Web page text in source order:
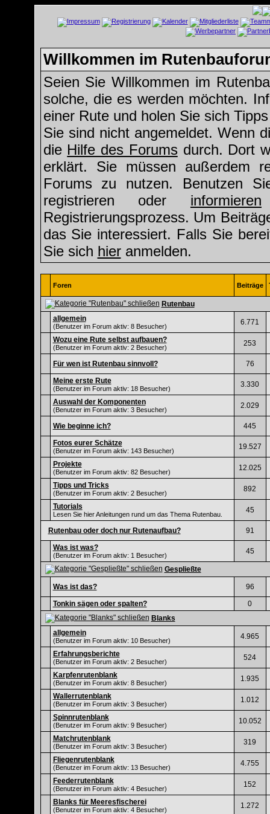
Willkommen im
Seien Sie Willkommen im
solche, die es werden möchten.
einer Rute und holen Sie sich
Sie sind nicht angemeldet. Wenn
die Hilfe des Forums durch. Dort
erklärt. Sie müssen außerdem
Forums zu nutzen. Benutzen
registrieren oder informieren
Registrierungsprozess. Um
das Sie interessiert. Falls Sie
Sie sich hieranmelden.
Foren Beiträge
Rutenbau
allgemein
(Benutzer im Forum aktiv: 8 Besucher) 6.771
Wozu eine Rute selbst aufbauen?
(Benutzer im Forum aktiv: 2 Besucher) 253
Für wen ist Rutenbau sinnvoll?
76
Meine erste Rute
(Benutzer im Forum aktiv: 18 Besucher) 3.330
Auswahl der Komponenten
(Benutzer im Forum aktiv: 3 Besucher) 2.029
Wie beginne ich?
445
Fotos eurer Schätze
(Benutzer im Forum aktiv: 143 Besucher) 19.527
Projekte
(Benutzer im Forum aktiv: 82 Besucher) 12.025
Tipps und Tricks
(Benutzer im Forum aktiv: 2 Besucher) 892
Tutorials
Lesen Sie hier Anleitungen rund um das Thema Rutenbau. 45
Rutenbau oder doch nur Rutenaufbau?
91
Was ist was?
(Benutzer im Forum aktiv: 1 Besucher) 45
Gespließte
Was ist das?
96
Tonkin sägen oder spalten?
0
Blanks
allgemein
(Benutzer im Forum aktiv: 10 Besucher) 4.965
Erfahrungsberichte
(Benutzer im Forum aktiv: 2 Besucher) 524
Karpfenrutenblank
(Benutzer im Forum aktiv: 8 Besucher) 1.935
Wallerrutenblank
(Benutzer im Forum aktiv: 3 Besucher) 1.012
Spinnrutenblank
(Benutzer im Forum aktiv: 9 Besucher) 10.052
Matchrutenblank
(Benutzer im Forum aktiv: 3 Besucher) 319
Fliegenrutenblank
(Benutzer im Forum aktiv: 13 Besucher) 4.755
Feederrutenblank
(Benutzer im Forum aktiv: 4 Besucher) 152
Blanks für Meeresfischerei
(Benutzer im Forum aktiv: 4 Besucher) 1.272